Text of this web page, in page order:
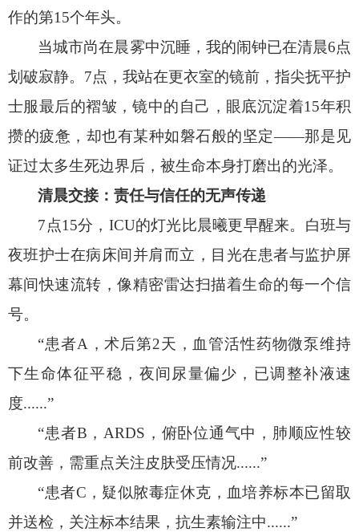
作的第15个年头。
当城市尚在晨雾中沉睡，我的闹钟已在清晨6点
划破寂静。7点，我站在更衣室的镜前，指尖抚平护
士服最后的褶皱，镜中的自己，眼底沉淀着15年积
攒的疲惫，却也有某种如磐石般的坚定——那是见
证过太多生死边界后，被生命本身打磨出的光泽。
清晨交接：责任与信任的无声传递
7点15分，ICU的灯光比晨曦更早醒来。白班与
夜班护士在病床间并肩而立，目光在患者与监护屏
幕间快速流转，像精密雷达扫描着生命的每一个信
号。
“患者A，术后第2天，血管活性药物微泵维持
下生命体征平稳，夜间尿量偏少，已调整补液速
度......”
“患者B，ARDS，俯卧位通气中，肺顺应性较
前改善，需重点关注皮肤受压情况......”
“患者C，疑似脓毒症休克，血培养标本已留取
并送检，关注标本结果，抗生素输注中......”